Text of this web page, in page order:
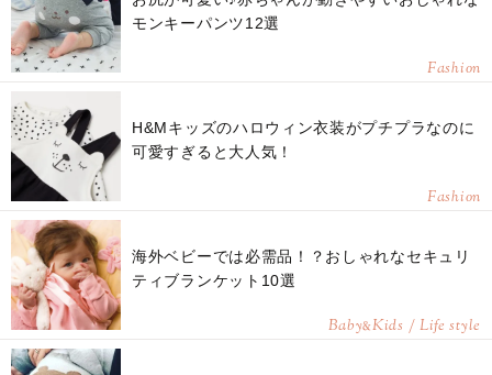
モンキーパンツ12選
Fashion
H&Mキッズのハロウィン衣装がプチプラなのに
可愛すぎると大人気！
Fashion
海外ベビーでは必需品！？おしゃれなセキュリ
ティブランケット10選
Baby&Kids / Life style